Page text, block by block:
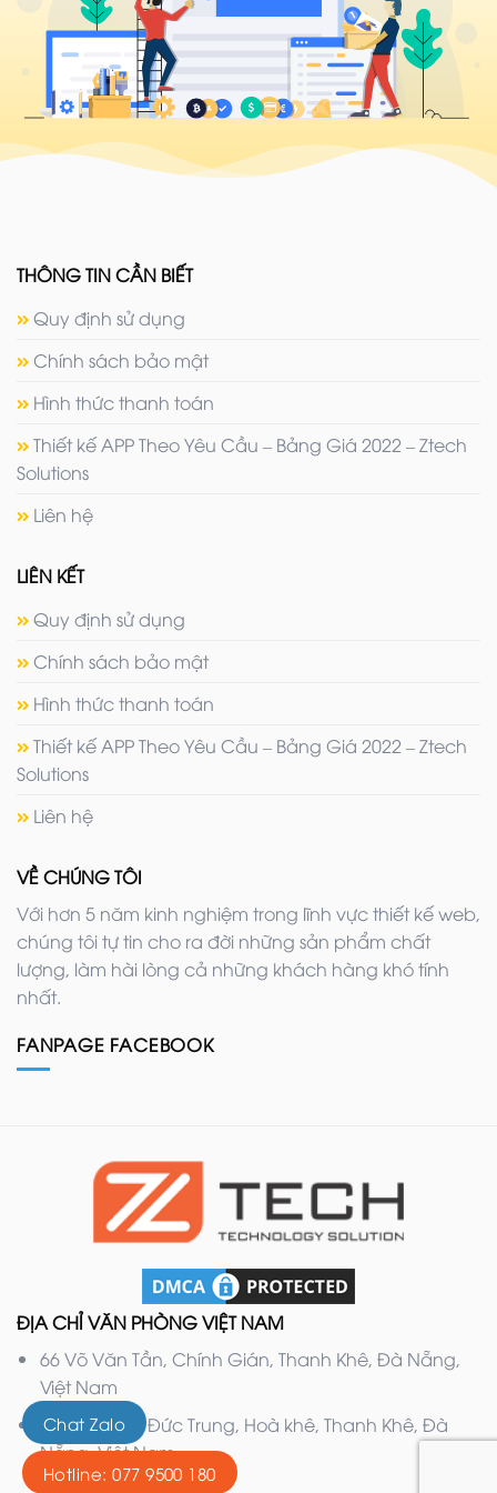
THÔNG TIN CẦN BIẾT
Quy định sử dụng
Chính sách bảo mật
Hình thức thanh toán
Thiết kế APP Theo Yêu Cầu – Bảng Giá 2022 – Ztech
Solutions
Liên hệ
LIÊN KẾT
Quy định sử dụng
Chính sách bảo mật
Hình thức thanh toán
Thiết kế APP Theo Yêu Cầu – Bảng Giá 2022 – Ztech
Solutions
Liên hệ
VỀ CHÚNG TÔI
Với hơn 5 năm kinh nghiệm trong lĩnh vực thiết kế web,
chúng tôi tự tin cho ra đời những sản phẩm chất
lượng, làm hài lòng cả những khách hàng khó tính
nhất.
FANPAGE FACEBOOK
ĐỊA CHỈ VĂN PHÒNG VIỆT NAM
66 Võ Văn Tần, Chính Gián, Thanh Khê, Đà Nẵng,
Việt Nam
132 Nguyễn Đức Trung, Hoà khê, Thanh Khê, Đà
Nẵng, Việt Nam
Chat Zalo
Hotline: 077 9500 180